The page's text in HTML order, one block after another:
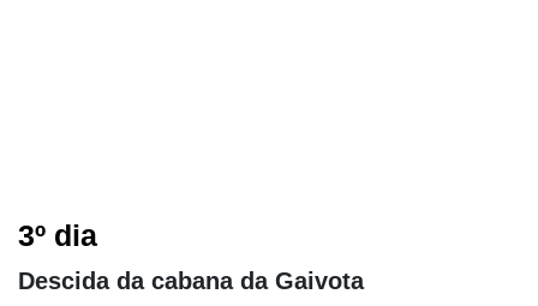
3º dia
Descida da cabana da Gaivota